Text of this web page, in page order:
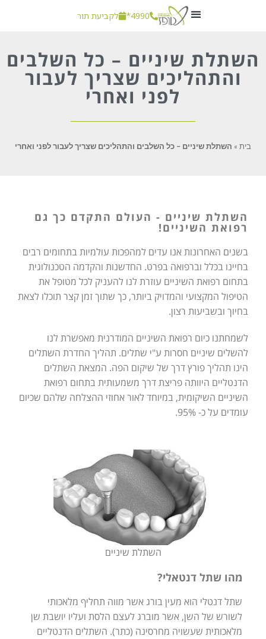
4990* לקביעת תור
השתלת שיניים – כל השלבים
והתהליכים שצריך לעבור
לפני ואחרי
בית » השתלת שיניים – כל השלבים והתהליכים שצריך לעבור לפני ואחרי
השתלת שיניים - העולם התקדם כך גם
רפואת השיניים!
בשנים האחרונות אנו עדים למהפכות עולמיות בתחומים רבים
בחיינו בכלל וברפואה בפרט. החדשנות והקדמה הטכנולוגית
בתחום רפואת השיניים עוזרת לנו להעניק לכל מטופל את
הטיפול המקצועי והמדויק ביותר, כך שתוך זמן קצר תוכלו לצאת
בחיוך ובשביעות רצון.
לשמחתנו כיום רפואת השיניים המודרנית מאפשרת לנו
להשלים שיניים חסרות ע"י שתלים. תהליך החדרת השתלים
הינו תהליך פורץ דרך של שיקום הפה. המצאת השתלים
הדנטליים היוותה פריצת דרך משמעותית בתחום רפואת
השיניים השיקומית, במיוחד לאור אחוזי ההצלחה שלהם שכיום
עומדים על כ- 95%.
השתלת שיניים
מהו שתל דנטאלי?
שתל דנטלי הוא מעין בורג אשר מווה תחליף מלאכותי
לשורש של השן, אשר מוברג לעצם הלסת ועליו יושבת שן
מלאכותית שעשויה מחרסינה (כתר). השתלים הדנטליים